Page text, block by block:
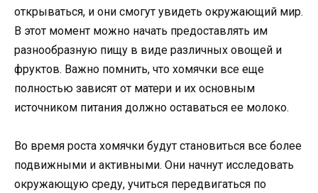
открываться, и они смогут увидеть окружающий мир.
В этот момент можно начать предоставлять им
разнообразную пищу в виде различных овощей и
фруктов. Важно помнить, что хомячки все еще
полностью зависят от матери и их основным
источником питания должно оставаться ее молоко.
Во время роста хомячки будут становиться все более
подвижными и активными. Они начнут исследовать
окружающую среду, учиться передвигаться по